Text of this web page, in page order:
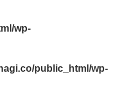
wp-
public_html/wp-